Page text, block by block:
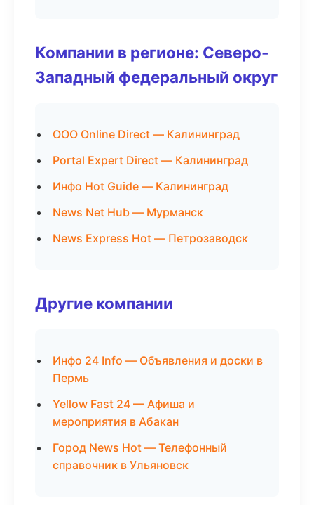
Компании в регионе: Северо-
Западный федеральный округ
ООО Online Direct — Калининград
Portal Expert Direct — Калининград
Инфо Hot Guide — Калининград
News Net Hub — Мурманск
News Express Hot — Петрозаводск
Другие компании
Инфо 24 Info — Объявления и доски в
Пермь
Yellow Fast 24 — Афиша и
мероприятия в Абакан
Город News Hot — Телефонный
справочник в Ульяновск